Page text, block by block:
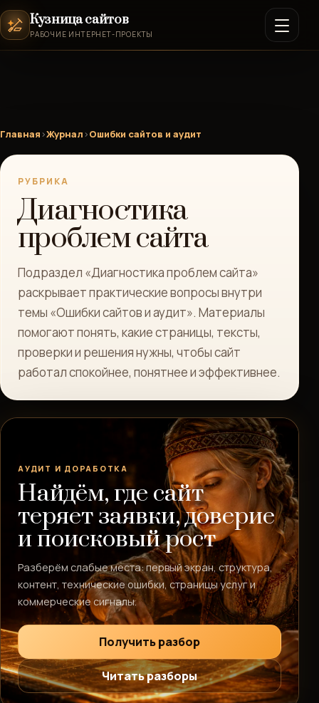
Кузница сайтов
РАБОЧИЕ ИНТЕРНЕТ-ПРОЕКТЫ
Главная›Журнал›Ошибки сайтов и аудит
РУБРИКА
Диагностика
проблем сайта
Подраздел «Диагностика проблем сайта»
раскрывает практические вопросы внутри
темы «Ошибки сайтов и аудит». Материалы
помогают понять, какие страницы, тексты,
проверки и решения нужны, чтобы сайт
работал спокойнее, понятнее и эффективнее.
АУДИТ И ДОРАБОТКА
Найдём, где сайт
теряет заявки, доверие
и поисковый рост
Разберём слабые места: первый экран, структура,
контент, технические ошибки, страницы услуг и
коммерческие сигналы.
Получить разбор
Читать разборы